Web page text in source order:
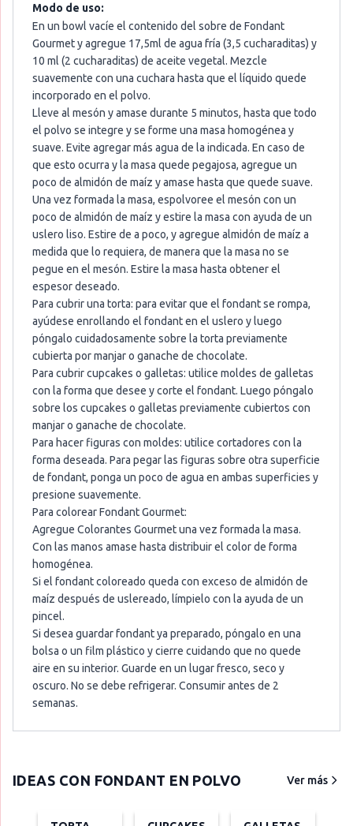
Modo de uso:
En un bowl vacíe el contenido del sobre de Fondant
Gourmet y agregue 17,5ml de agua fría (3,5 cucharaditas) y
10 ml (2 cucharaditas) de aceite vegetal. Mezcle
suavemente con una cuchara hasta que el líquido quede
incorporado en el polvo.
Lleve al mesón y amase durante 5 minutos, hasta que todo
el polvo se integre y se forme una masa homogénea y
suave. Evite agregar más agua de la indicada. En caso de
que esto ocurra y la masa quede pegajosa, agregue un
poco de almidón de maíz y amase hasta que quede suave.
Una vez formada la masa, espolvoree el mesón con un
poco de almidón de maíz y estire la masa con ayuda de un
uslero liso. Estire de a poco, y agregue almidón de maíz a
medida que lo requiera, de manera que la masa no se
pegue en el mesón. Estire la masa hasta obtener el
espesor deseado.
Para cubrir una torta: para evitar que el fondant se rompa,
ayúdese enrollando el fondant en el uslero y luego
póngalo cuidadosamente sobre la torta previamente
cubierta por manjar o ganache de chocolate.
Para cubrir cupcakes o galletas: utilice moldes de galletas
con la forma que desee y corte el fondant. Luego póngalo
sobre los cupcakes o galletas previamente cubiertos con
manjar o ganache de chocolate.
Para hacer figuras con moldes: utilice cortadores con la
forma deseada. Para pegar las figuras sobre otra superficie
de fondant, ponga un poco de agua en ambas superficies y
presione suavemente.
Para colorear Fondant Gourmet:
Agregue Colorantes Gourmet una vez formada la masa.
Con las manos amase hasta distribuir el color de forma
homogénea.
Si el fondant coloreado queda con exceso de almidón de
maíz después de uslereado, límpielo con la ayuda de un
pincel.
Si desea guardar fondant ya preparado, póngalo en una
bolsa o un film plástico y cierre cuidando que no quede
aire en su interior. Guarde en un lugar fresco, seco y
oscuro. No se debe refrigerar. Consumir antes de 2
semanas.
IDEAS CON FONDANT EN POLVO Ver más